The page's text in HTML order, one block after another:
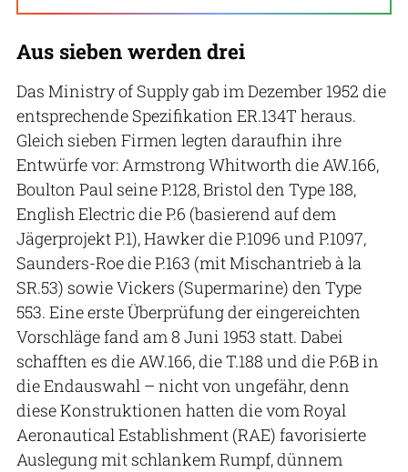
Aus sieben werden drei
Das Ministry of Supply gab im Dezember 1952 die
entsprechende Spezifikation ER.134T heraus.
Gleich sieben Firmen legten daraufhin ihre
Entwürfe vor: Armstrong Whitworth die AW.166,
Boulton Paul seine P.128, Bristol den Type 188,
English Electric die P.6 (basierend auf dem
Jägerprojekt P.1), Hawker die P.1096 und P.1097,
Saunders-Roe die P.163 (mit Mischantrieb à la
SR.53) sowie Vickers (Supermarine) den Type
553. Eine erste Überprüfung der eingereichten
Vorschläge fand am 8 Juni 1953 statt. Dabei
schafften es die AW.166, die T.188 und die P.6B in
die Endauswahl – nicht von ungefähr, denn
diese Konstruktionen hatten die vom Royal
Aeronautical Establishment (RAE) favorisierte
Auslegung mit schlankem Rumpf, dünnem